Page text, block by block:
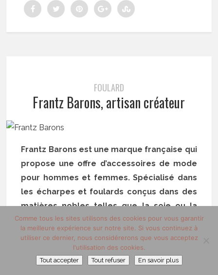
FOULARD
Frantz Barons, artisan créateur
Frantz Barons est une marque française qui
propose une offre d’accessoires de mode
pour hommes et femmes. Spécialisé dans
les écharpes et foulards conçus dans des
matières nobles telles que la soie ou la
laine. Frantz Barons produit exclusivement
en France et garanti une qualité de
production artisanale. Frantz Barons c’est
l’essence d’une élégance chic et décalée !
Comme tous les sites utilisons des cookies pour vous garantir
la meilleure expérience sur notre site. Si vous continuez à
utiliser ce dernier, nous considérerons que vous acceptez
l'utilisation des cookies.
Tout accepter Tout refuser En savoir plus